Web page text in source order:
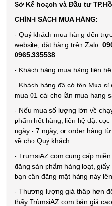
Sở Kế hoạch và Đầu tư
CHÍNH SÁCH MUA HÀNG:
- Quý khách mua hàng đến
website, đặt hàng trên Zalo:
0965.335538
- Khách hàng mua hàng liên
- Khách hàng đã có tên Mua
mua 01 cái cho lần mua hàng
- Nếu mua số lượng lớn về
phẩm hết hàng, liên hệ đặt
ngày - 7 ngày, or order hàng
về cho Quý khách
- TrùmsỉAZ.com cung cấp
đăng sản phẩm hàng loạt,
bạn cần đăng mặt hàng này
- Thương lượng giá thấp hơn
thấy TrùmsỉAZ.com bán giá